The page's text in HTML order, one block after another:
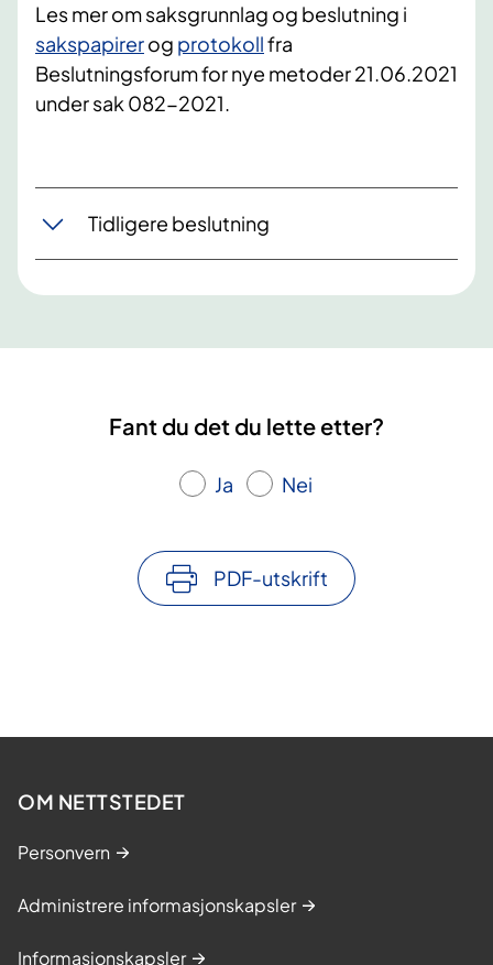
Les mer om saksgrunnlag og beslutning i
sakspapirerog protokollfra
Beslutningsforum for nye metoder 21.06.2021
under sak 082-2021.
Tidligere beslutning
Fant du det du lette etter?
Ja Nei
PDF-utskrift
OM NETTSTEDET
Personvern
Administrere informasjonskapsler
Informasjonskapsler